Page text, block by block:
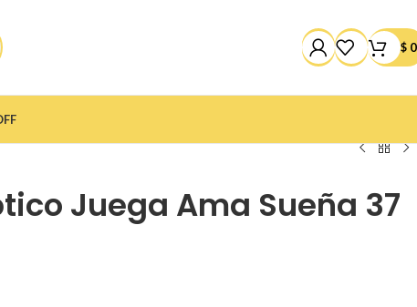
$ 0
Juega Ama Sueña 37